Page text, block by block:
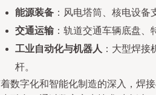
能源装备 ：风电塔筒、核电设备
交通运输 ：轨道交通车辆底盘、
工业自动化与机器人 ：大型焊
杆。
数字化和智能化制造的深入，焊